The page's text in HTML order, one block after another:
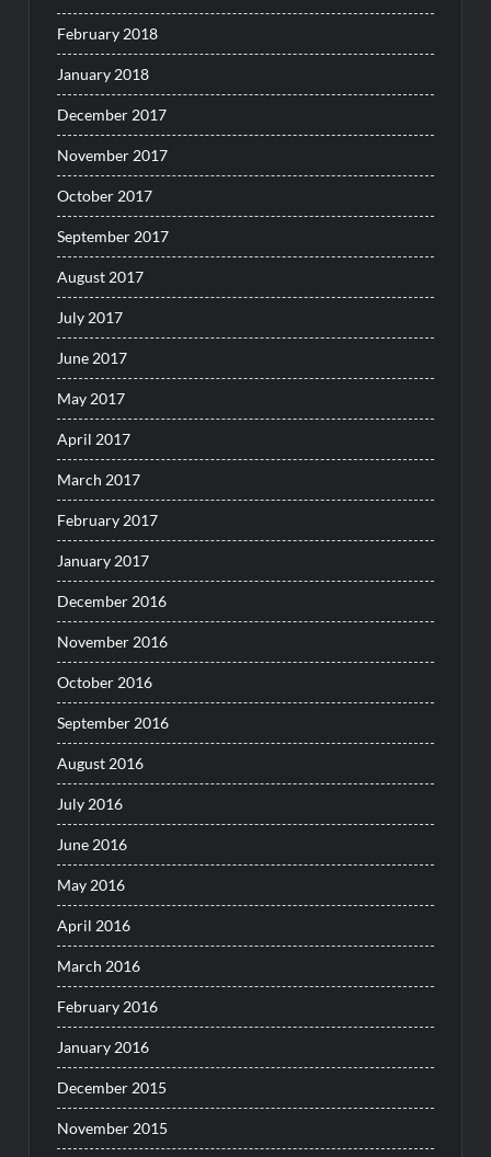
February 2018
January 2018
December 2017
November 2017
October 2017
September 2017
August 2017
July 2017
June 2017
May 2017
April 2017
March 2017
February 2017
January 2017
December 2016
November 2016
October 2016
September 2016
August 2016
July 2016
June 2016
May 2016
April 2016
March 2016
February 2016
January 2016
December 2015
November 2015